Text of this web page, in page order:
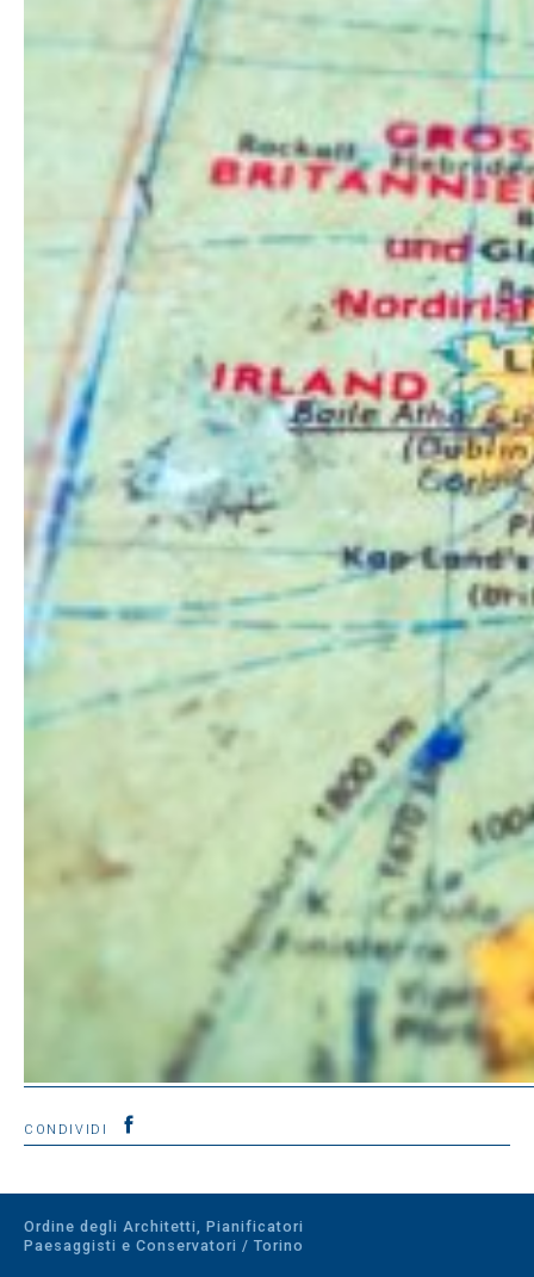
CONDIVIDI
Ordine degli Architetti, Pianificatori
Paesaggisti e Conservatori / Torino